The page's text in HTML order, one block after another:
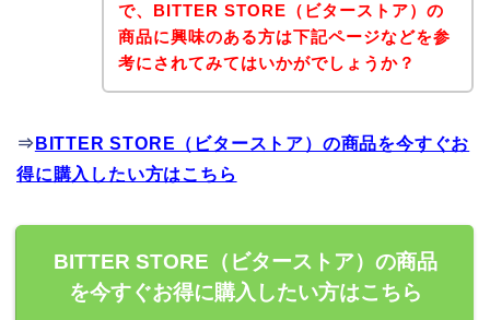
で、BITTER STORE（ビターストア）の
商品に興味のある方は下記ページなどを参
考にされてみてはいかがでしょうか？
⇒ BITTER STORE（ビターストア）の商品を今すぐお
得に購入したい方はこちら
BITTER STORE（ビターストア）の商品
を今すぐお得に購入したい方はこちら